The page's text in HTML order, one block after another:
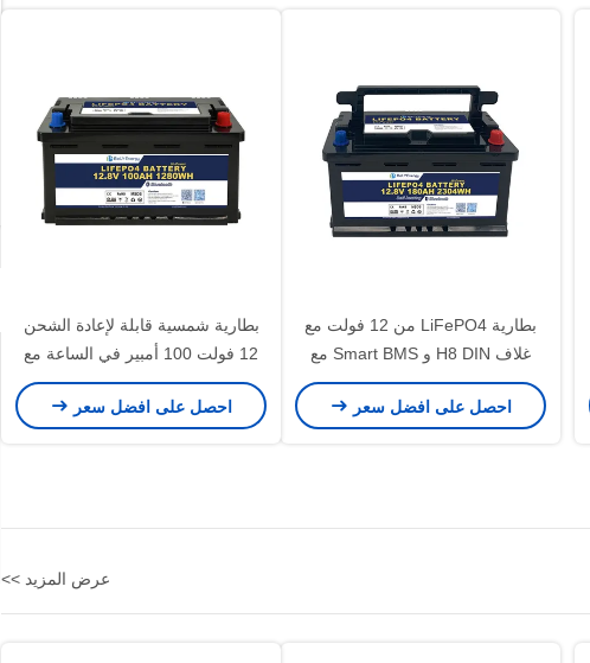
بطارية LiFePO4 من 12 فولت مع
غلاف H8 DIN و Smart BMS مع
Bluetooth وتسخين ذاتي لشحن
درجة حرارة منخفضة
احصل على افضل سعر
بطارية شمسية قابلة لإعادة الشحن
12 فولت 100 أمبير في الساعة مع
نظام إدارة البطارية المدمج من بيلي
للطاقة للمركبات الكهربائية الترفيهية
احصل على افضل سعر
عرض المزيد >>